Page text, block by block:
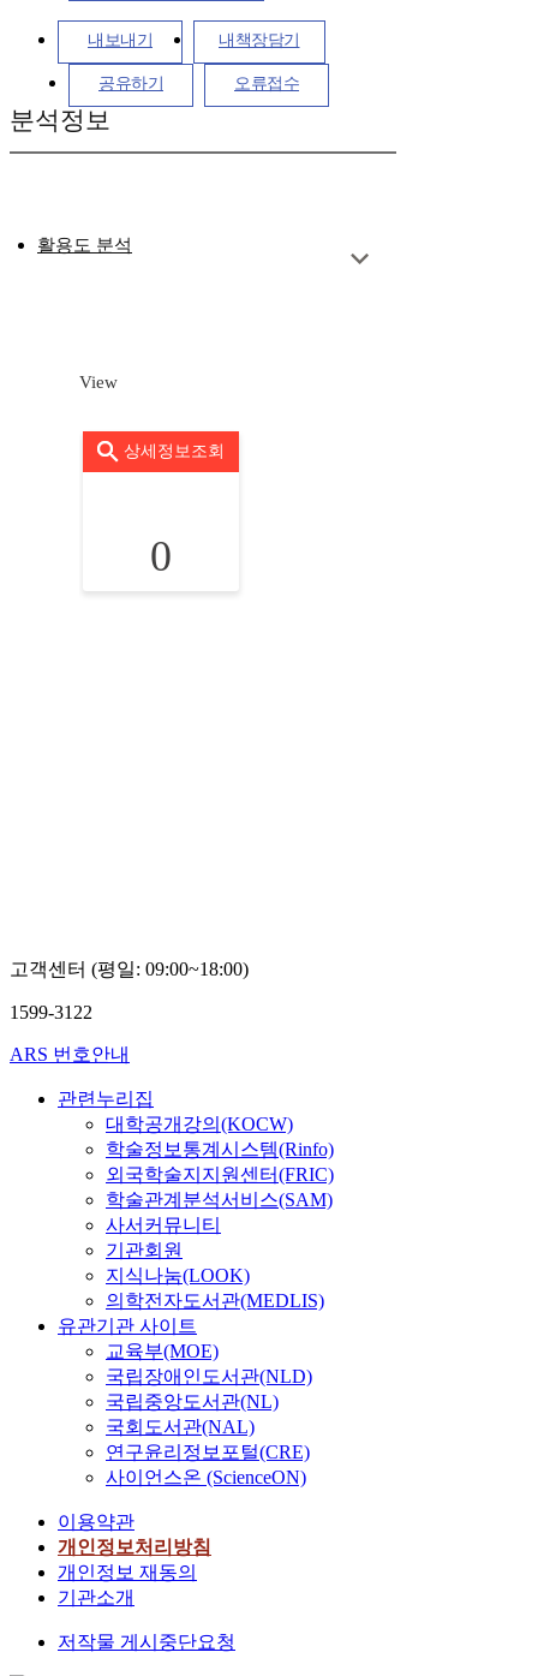
내보내기 내책장담기
공유하기 오류접수
분석정보
활용도 분석
View
상세정보조회
0
고객센터 (평일: 09:00~18:00)
1599-3122
ARS 번호안내
관련누리집
대학공개강의(KOCW)
학술정보통계시스템(Rinfo)
외국학술지지원센터(FRIC)
학술관계분석서비스(SAM)
사서커뮤니티
기관회원
지식나눔(LOOK)
의학전자도서관(MEDLIS)
유관기관 사이트
교육부(MOE)
국립장애인도서관(NLD)
국립중앙도서관(NL)
국회도서관(NAL)
연구윤리정보포털(CRE)
사이언스온 (ScienceON)
이용약관
개인정보처리방침
개인정보 재동의
기관소개
저작물 게시중단요청